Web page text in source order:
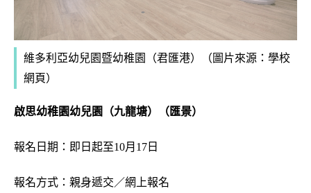
維多利亞幼兒園暨幼稚園
（君匯港）（圖片來源：學校
網頁）
啟思幼稚園幼兒園（九龍塘）（匯景）
報名日期：即日起至10月17日
報名方式：親身遞交／網上報名